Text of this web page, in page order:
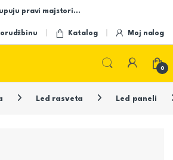
pravi majstori…
Katalog Moj nalog
0
Led rasveta Led paneli